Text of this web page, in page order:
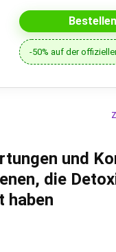
-50% auf der
und
die
haben